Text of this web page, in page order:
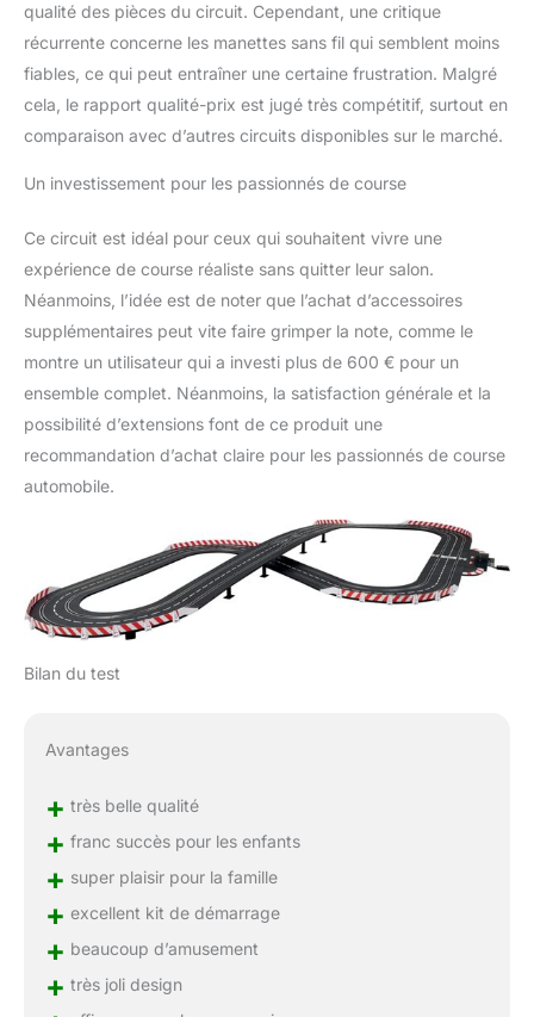
qualité des pièces du circuit. Cependant, une critique
récurrente concerne les manettes sans fil qui semblent moins
fiables, ce qui peut entraîner une certaine frustration. Malgré
cela, le rapport qualité-prix est jugé très compétitif, surtout en
comparaison avec d’autres circuits disponibles sur le marché.
Un investissement pour les passionnés de course
Ce circuit est idéal pour ceux qui souhaitent vivre une
expérience de course réaliste sans quitter leur salon.
Néanmoins, l’idée est de noter que l’achat d’accessoires
supplémentaires peut vite faire grimper la note, comme le
montre un utilisateur qui a investi plus de 600 € pour un
ensemble complet. Néanmoins, la satisfaction générale et la
possibilité d’extensions font de ce produit une
recommandation d’achat claire pour les passionnés de course
automobile.
Bilan du test
Avantages
+ très belle qualité
+ franc succès pour les enfants
+ super plaisir pour la famille
+ excellent kit de démarrage
+ beaucoup d’amusement
+ très joli design